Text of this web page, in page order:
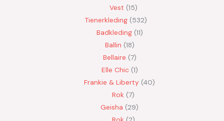
Vest 15
Tienerkleding 532
Badkleding 11
Ballin 18
Bellaire 7
Elle Chic 1
Frankie & Liberty 40
Rok 7
Geisha
29